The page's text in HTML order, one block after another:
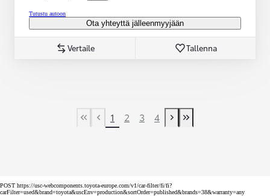
Tutustu autoon
Ota yhteyttä jälleenmyyjään
Vertaile Tallenna
First Page
Previous page
1 2 3 4
Next page
Last Page
POST https://usc-webcomponents.toyota-europe.com/v1/car-filter/fi/fi?
carFilter=used&brand=toyota&uscEnv=production&sortOrder=published&brands=38&warranty=any